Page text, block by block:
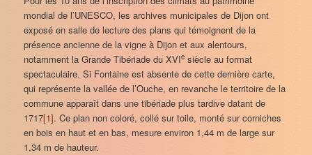
mondial de l’UNESCO, les archives municipales de Dijon ont
exposé en salle de lecture des plans qui témoignent de la
présence ancienne de la vigne à Dijon et aux alentours,
notamment la Grande Tibériade du XVIesiècle au format
spectaculaire. Si Fontaine est absente de cette dernière carte,
qui représente la vallée de l’Ouche, en revanche le territoire de la
commune apparaît dans une tibériade plus tardive datant de
1717[1]. Ce plan non coloré, collé sur toile, monté sur corniches
en bois en haut et en bas, mesure environ 1,44 m de large sur
1,34 m de hauteur.